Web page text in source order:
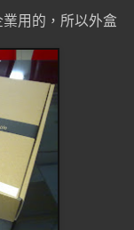
用的，所以外盒